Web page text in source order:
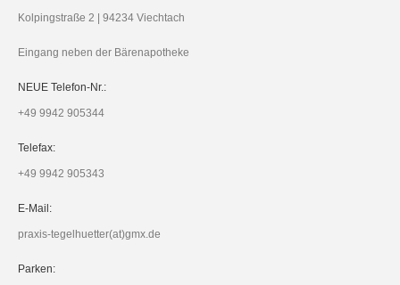
Kolpingstraße 2 | 94234 Viechtach
Eingang neben der Bärenapotheke
NEUE Telefon-Nr.:
+49 9942 905344
Telefax:
+49 9942 905343
E-Mail:
praxis-tegelhuetter(at)gmx.de
Parken: